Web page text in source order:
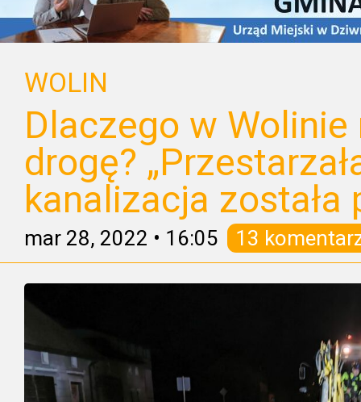
WOLIN
Dlaczego w
drogę?
kanalizacja
mar 28, 2022 • 16:05 13